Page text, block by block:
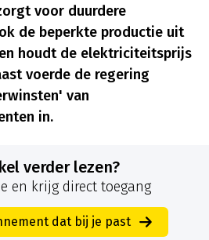
voor duurdere
de beperkte productie uit
houdt de elektriciteitsprijs
voerde de regering
van
in.
verder lezen?
en krijg direct toegang
dat bij je past